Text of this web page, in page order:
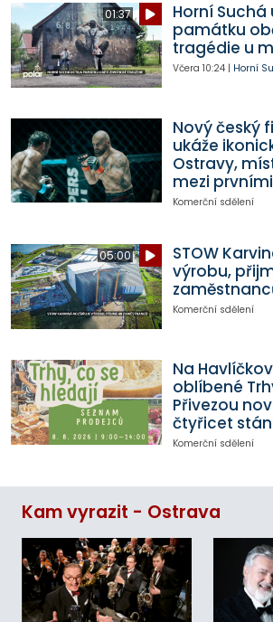
01:37
Horní
památku
tragédie u
Včera 10:24| Horní
Nový český
ukáže
Ostravy,
mezi prvními
Komerční sdělení
05:00
STOW
výrobu,
Komerční sdělení
Na
oblíbené
Přivezou
čtyřicet
Komerční sdělení
Kam vyrazit - Ostrava